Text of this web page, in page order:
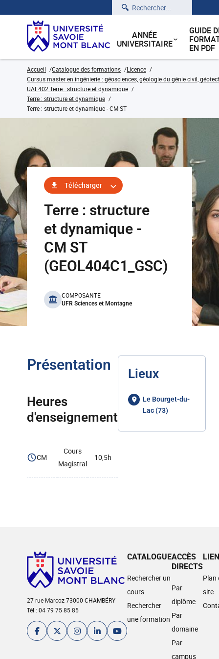
Rechercher
ANNÉE
UNIVERSITAIRE
GUIDE
EN PDF
Accueil Catalogue des formations
Licence
Cursus master en ingénierie : géosciences, géologie du génie civil,
UAF402 Terre : structure et dynamique
Terre : structure et dynamique
Terre : structure et dynamique - CM ST
Télécharger
Terre : structure
et dynamique -
CM ST
(GEOL404C1_GSC)
benefits
COMPOSANTE
UFR Sciences et Montagne
Présentation
Heures
d'enseignement
CM
Cours
Magistral
10,5h
Lieux
Le Bourget-du-
Lac (73)
27 rue Marcoz 73000 CHAMBÉRY
Tél : 04 79 75 85 85
CATALOGUE
Rechercher un
cours
Rechercher
une formation
ACCÈS
DIRECTS
Par
diplôme
Par
domaine
Par
campus
Plan
site